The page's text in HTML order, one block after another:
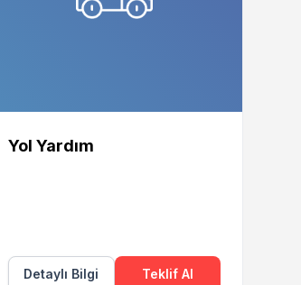
Yol Yardım
Detaylı Bilgi Teklif Al